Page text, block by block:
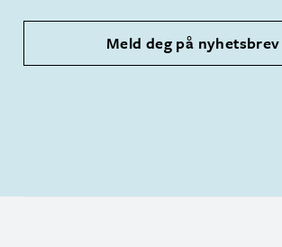
Meld deg på nyhetsbrev